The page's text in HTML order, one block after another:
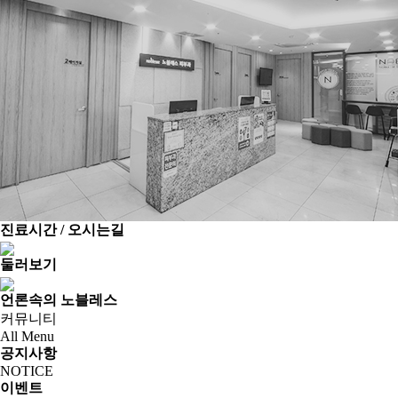
진료시간 / 오시는길
둘러보기
언론속의 노블레스
커뮤니티
All Menu
공지사항
NOTICE
이벤트